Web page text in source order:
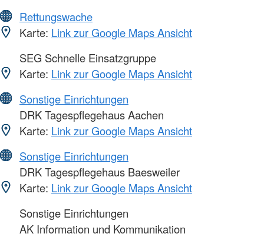
Rettungswache
Karte: Link zur Google Maps Ansicht
SEG Schnelle Einsatzgruppe
Karte: Link zur Google Maps Ansicht
Sonstige Einrichtungen
DRK Tagespflegehaus Aachen
Karte: Link zur Google Maps Ansicht
Sonstige Einrichtungen
DRK Tagespflegehaus Baesweiler
Karte: Link zur Google Maps Ansicht
Sonstige Einrichtungen
AK Information und Kommunikation